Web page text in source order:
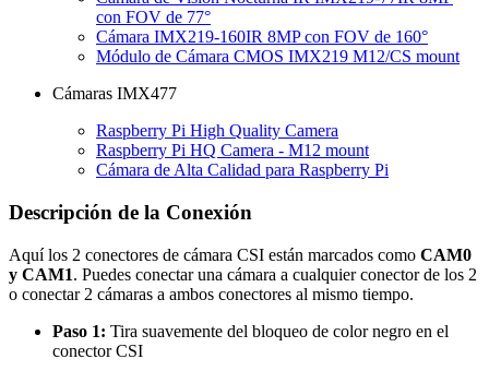
con FOV de 77°
Cámara IMX219-160IR 8MP con FOV de 160°
Módulo de Cámara CMOS IMX219 M12/CS mount
Cámaras IMX477
Raspberry Pi High Quality Camera
Raspberry Pi HQ Camera - M12 mount
Cámara de Alta Calidad para Raspberry Pi
Descripción de la Conexión
Aquí los 2 conectores de cámara CSI están marcados como CAM0
y CAM1. Puedes conectar una cámara a cualquier conector de los 2
o conectar 2 cámaras a ambos conectores al mismo tiempo.
Paso 1: Tira suavemente del bloqueo de color negro en el
conector CSI